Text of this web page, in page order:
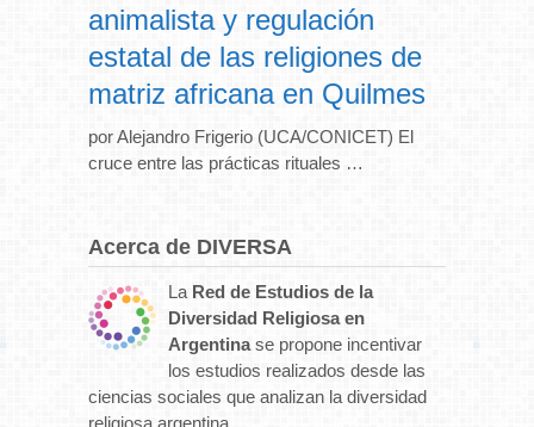
animalista y regulación
estatal de las religiones de
matriz africana en Quilmes
por Alejandro Frigerio (UCA/CONICET) El
cruce entre las prácticas rituales …
Acerca de DIVERSA
La Red de Estudios de la
Diversidad Religiosa en
Argentinase propone incentivar
los estudios realizados desde las
ciencias sociales que analizan la diversidad
religiosa argentina.